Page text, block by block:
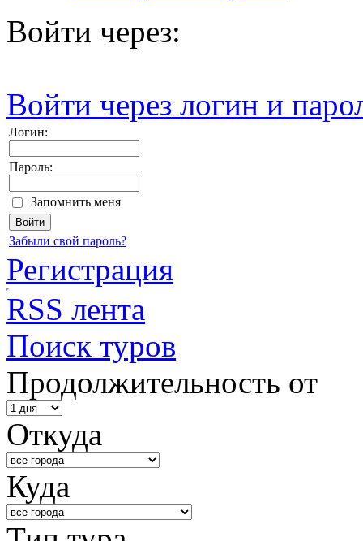
Войти через:
Войти через логин и
Логин:
Пароль:
Запомнить меня
Забыли свой пароль?
Регистрация
RSS лента
Поиск туров
Продолжительность от
Откуда
Куда